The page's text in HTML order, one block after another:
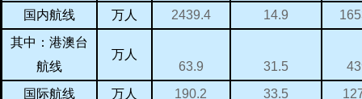
国内航线 万人 2439.4 14.9
其中：港澳台
航线
万人
63.9
31.5
国际航线 万人 190.2 33.5